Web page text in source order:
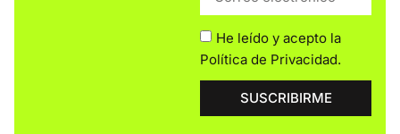
He leído y acepto la
Política de Privacidad.
SUSCRIBIRME